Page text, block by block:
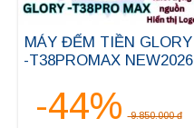
MÁY ĐẾM TIỀN GLORY
-T38PROMAX NEW2026
-44% 9.850.000 đ